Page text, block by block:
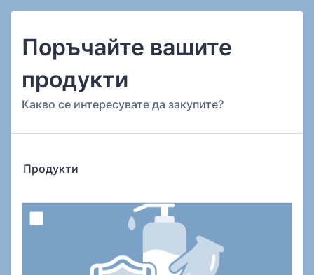
Поръчайте вашите
продукти
Какво се интересувате да закупите?
Продукти